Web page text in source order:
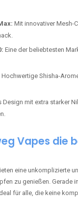
Mit innovativer Mesh-
Eine der beliebtesten
Hochwertige Shisha-
Design mit extra starker
Vapes die
eine unkomplizierte
zu genießen. Gerade
für alle, die keine